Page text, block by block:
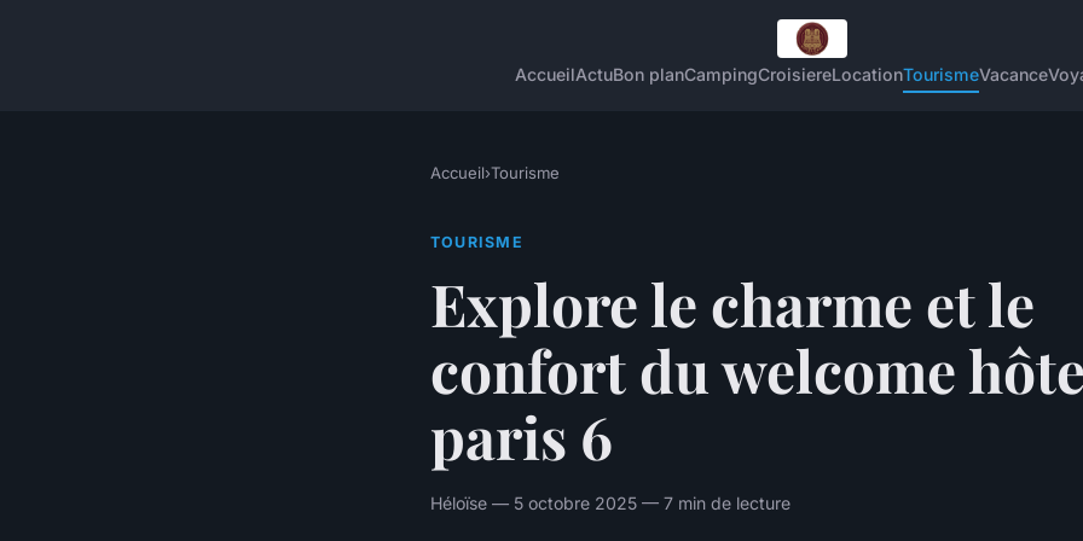
AccueilActuBon planCampingCroisiereLocationTourismeVacance
Accueil›Tourisme
TOURISME
Explore le charme et le
confort du welcome
paris 6
Héloïse — 5 octobre 2025 — 7 min de lecture